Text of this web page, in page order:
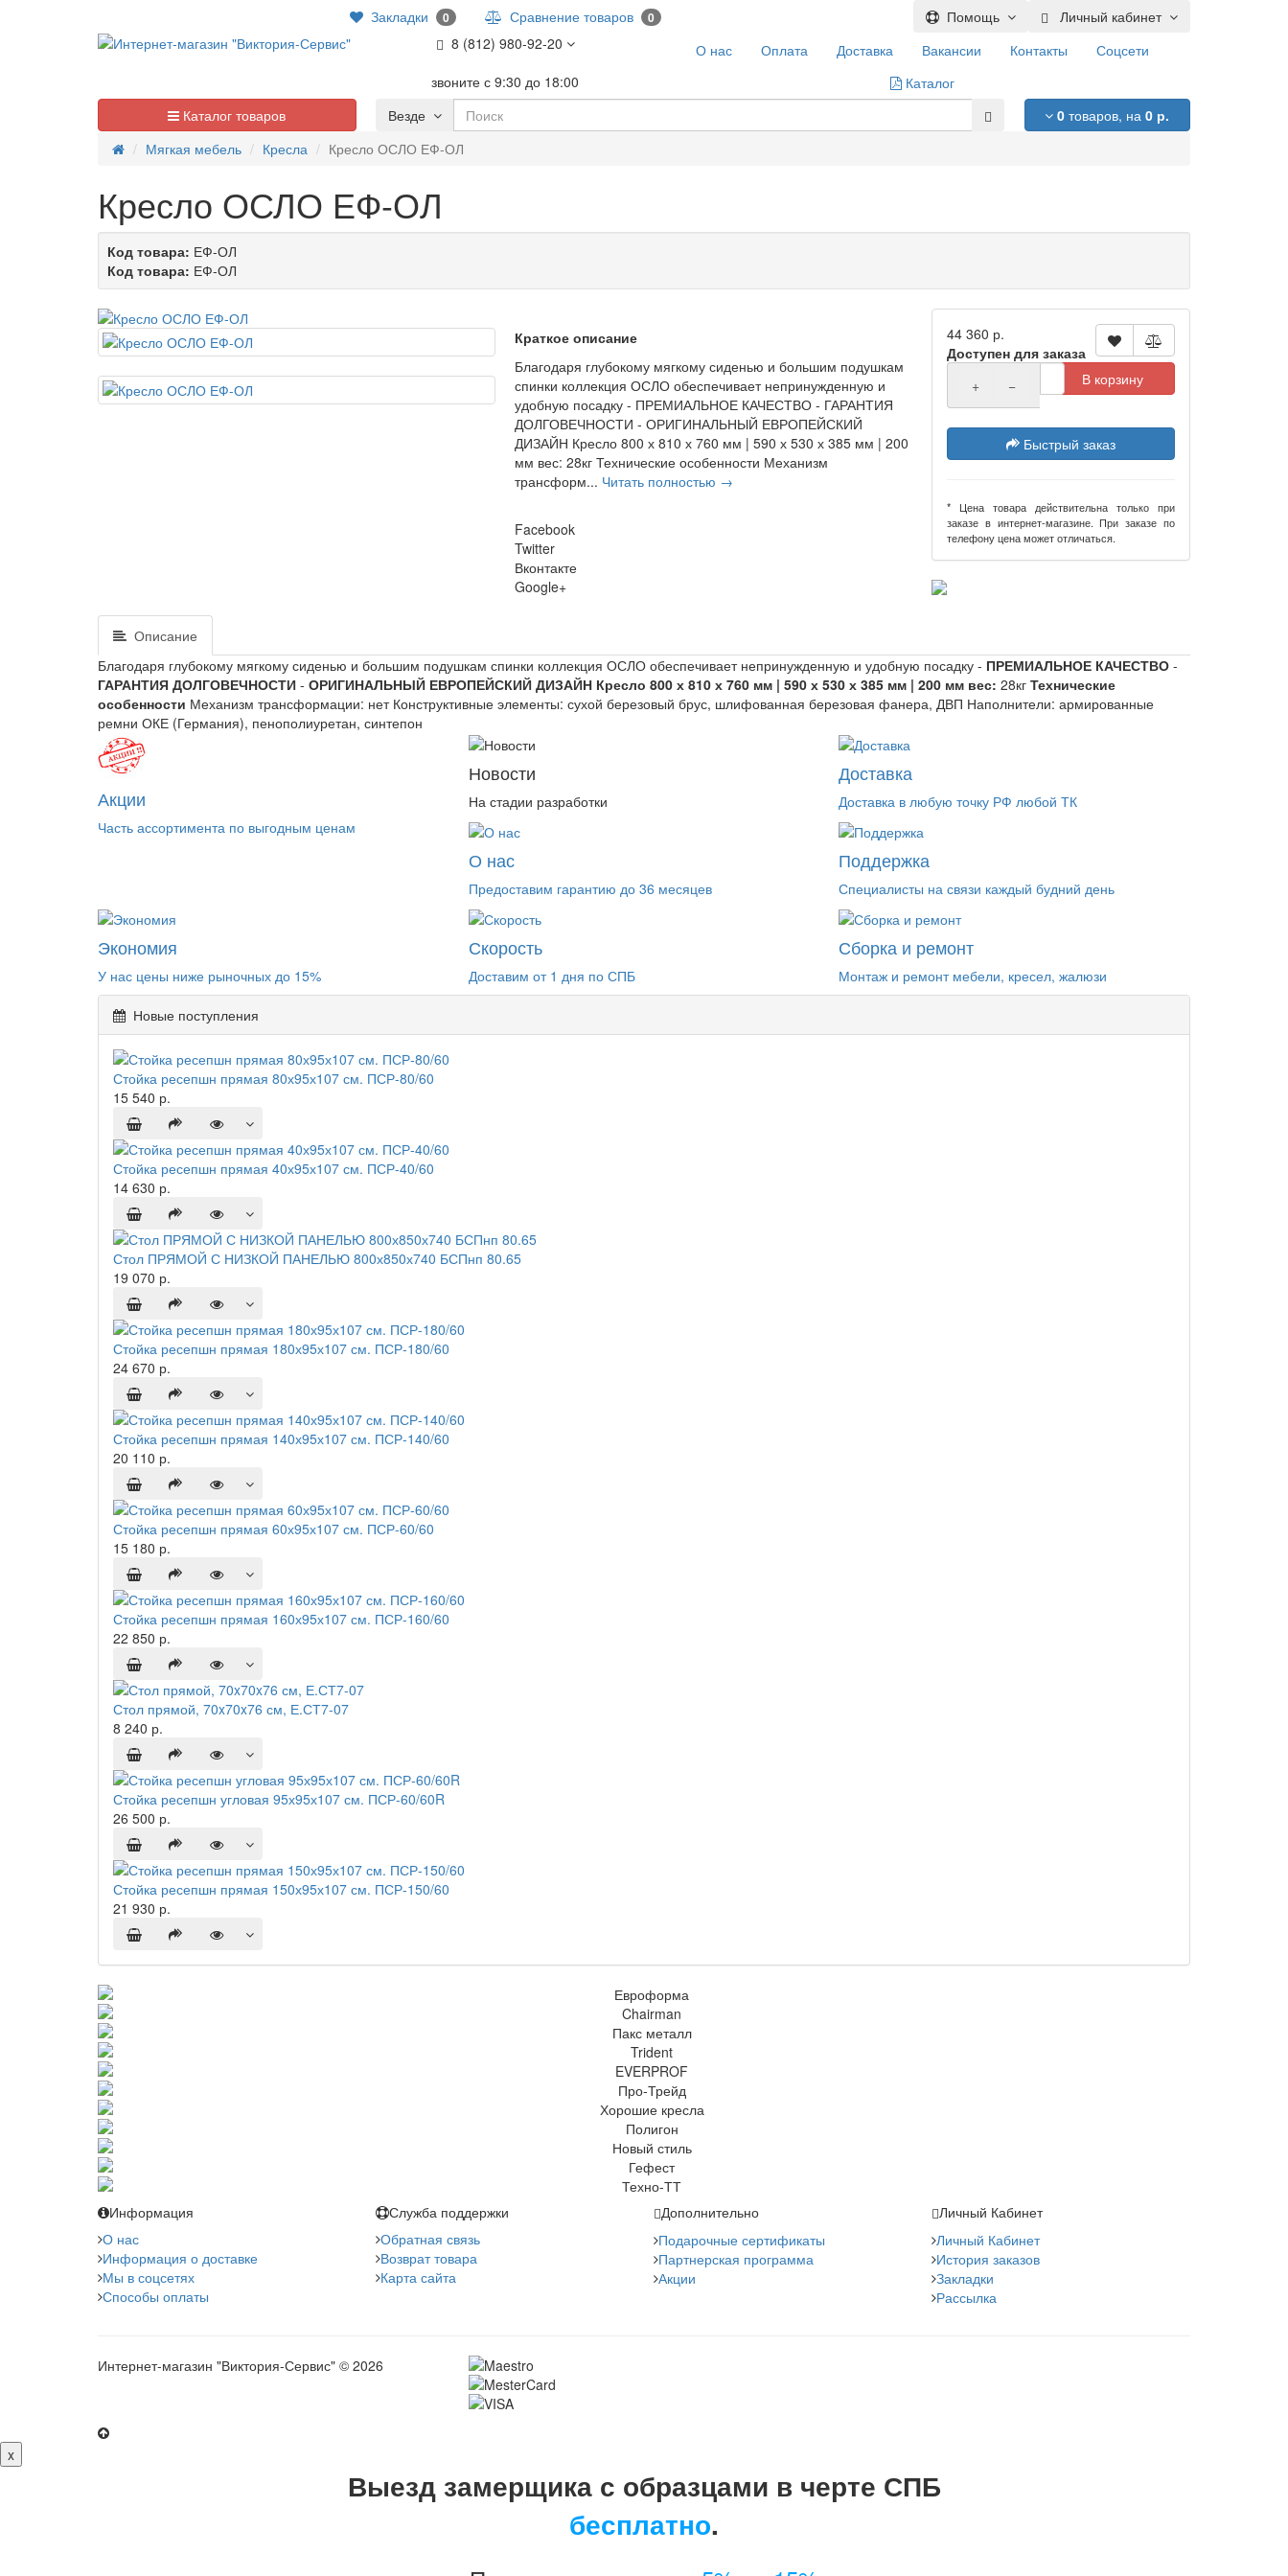
Личный кабинет
Помощь
Закладки 0 Сравнение товаров 0
8 (812) 980-92-20
звоните с 9:30 до 18:00
О нас Оплата Доставка Вакансии Контакты
Соцсети
Каталог
Везде
0 товаров, на0 р.
Каталог товаров
Мягкая мебель
Кресла Кресло ОСЛО ЕФ-ОЛ
Кресло ОСЛО ЕФ-ОЛ
Код товара: ЕФ-ОЛ
Код товара: ЕФ-ОЛ
Краткое описание
Благодаря глубокому мягкому сиденью и большим подушкам
спинки коллекция ОСЛО обеспечивает непринужденную и
удобную посадку - ПРЕМИАЛЬНОЕ КАЧЕСТВО - ГАРАНТИЯ
ДОЛГОВЕЧНОСТИ - ОРИГИНАЛЬНЫЙ ЕВРОПЕЙСКИЙ
ДИЗАЙН Кресло 800 х 810 х 760 мм | 590 х 530 х 385 мм | 200
мм вес: 28кг Технические особенности Механизм
трансформ... Читать полностью →
Facebook
Twitter
Вконтакте
Google+
44 360 р.
Доступен для заказа
+
− В корзину
Быстрый заказ
* Цена товара действительна только при
заказе в интернет-магазине. При заказе по
телефону цена может отличаться.
Описание
Благодаря глубокому мягкому сиденью и большим подушкам спинки коллекция ОСЛО обеспечивает непринужденную и удобную посадку - ПРЕМИАЛЬНОЕ КАЧЕСТВО -
ГАРАНТИЯ ДОЛГОВЕЧНОСТИ - ОРИГИНАЛЬНЫЙ ЕВРОПЕЙСКИЙ ДИЗАЙН Кресло 800 х 810 х 760 мм | 590 х 530 х 385 мм | 200 мм вес: 28кг Технические
особенности Механизм трансформации: нет Конструктивные элементы: сухой березовый брус, шлифованная березовая фанера, ДВП Наполнители: армированные
ремни ОКЕ (Германия), пенополиуретан, синтепон
Акции
Часть ассортимента по выгодным ценам
Новости
На стадии разработки
Доставка
Доставка в любую точку РФ любой ТК
О нас
Предоставим гарантию до 36 месяцев
Поддержка
Специалисты на связи каждый будний день
Экономия
У нас цены ниже рыночных до 15%
Скорость
Доставим от 1 дня по СПБ
Сборка и ремонт
Монтаж и ремонт мебели, кресел, жалюзи
Новые поступления
Стойка ресепшн прямая 80х95х107 см. ПСР-80/60
15 540 р.
Стойка ресепшн прямая 40х95х107 см. ПСР-40/60
14 630 р.
Стол ПРЯМОЙ С НИЗКОЙ ПАНЕЛЬЮ 800х850х740 БСПнп 80.65
19 070 р.
Стойка ресепшн прямая 180х95х107 см. ПСР-180/60
24 670 р.
Стойка ресепшн прямая 140х95х107 см. ПСР-140/60
20 110 р.
Стойка ресепшн прямая 60х95х107 см. ПСР-60/60
15 180 р.
Стойка ресепшн прямая 160х95х107 см. ПСР-160/60
22 850 р.
Стол прямой, 70x70x76 см, Е.СТ7-07
8 240 р.
Стойка ресепшн угловая 95х95х107 см. ПСР-60/60R
26 500 р.
Стойка ресепшн прямая 150х95х107 см. ПСР-150/60
21 930 р.
Информация
О нас
Информация о доставке
Мы в соцсетях
Способы оплаты
Служба поддержки
Обратная связь
Возврат товара
Карта сайта
Дополнительно
Подарочные сертификаты
Партнерская программа
Акции
Личный Кабинет
Личный Кабинет
История заказов
Закладки
Рассылка
Интернет-магазин "Виктория-Сервис" © 2026
x
Выезд замерщика с образцами в черте СПБ
бесплатно.